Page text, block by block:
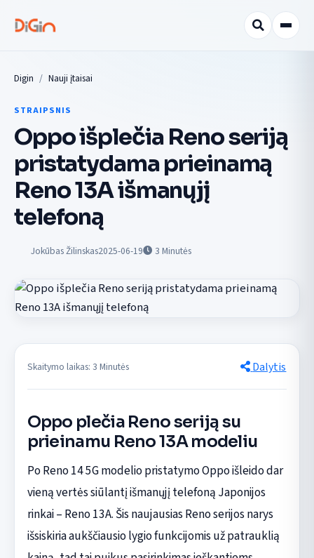
Digin Nauji įtaisai
STRAIPSNIS
Oppo išplečia Reno seriją
pristatydama prieinamą
Reno 13A išmanųjį
telefoną
Jokūbas Žilinskas2025-06-19 3 Minutės
Skaitymo laikas: 3 Minutės Dalytis
Oppo plečia Reno seriją su
prieinamu Reno 13A modeliu
Po Reno 14 5G modelio pristatymo Oppo išleido dar
vieną vertės siūlantį išmanųjį telefoną Japonijos
rinkai – Reno 13A. Šis naujausias Reno serijos narys
išsiskiria aukščiausio lygio funkcijomis už patrauklią